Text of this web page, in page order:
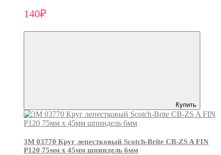
140₽
Купить
3М 03770 Круг лепестковый Scotch-Brite CB-ZS A FIN
P120 75мм х 45мм шпиндель 6мм